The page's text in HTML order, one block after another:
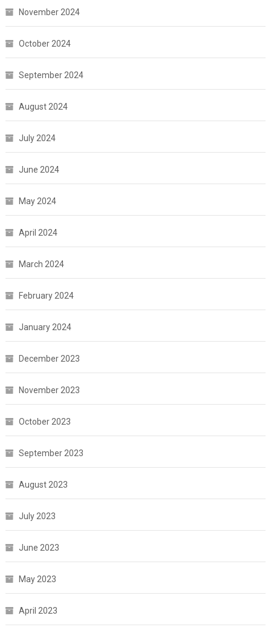
November 2024
October 2024
September 2024
August 2024
July 2024
June 2024
May 2024
April 2024
March 2024
February 2024
January 2024
December 2023
November 2023
October 2023
September 2023
August 2023
July 2023
June 2023
May 2023
April 2023